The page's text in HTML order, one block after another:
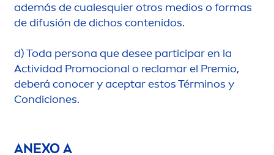
además de cualesquier otros medios o formas
de difusión de dichos contenidos.
d)Toda persona que desee participar en la
Actividad Promocional o reclamar el Premio,
deberá conocer y aceptar estos Términos y
Condiciones.
ANEXO A